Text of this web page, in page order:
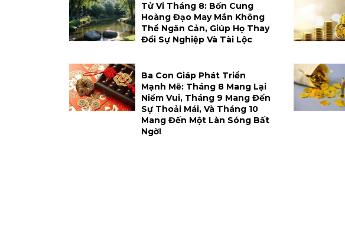
Tử Vi Tháng 8: Bốn Cung
Hoàng Đạo May Mắn Không
Thể Ngăn Cản, Giúp Họ Thay
Đổi Sự Nghiệp Và Tài Lộc
Ba Con Giáp Phát Triển
Mạnh Mẽ: Tháng 8 Mang Lại
Niềm Vui, Tháng 9 Mang Đến
Sự Thoải Mái, Và Tháng 10
Mang Đến Một Làn Sóng Bất
Ngờ!